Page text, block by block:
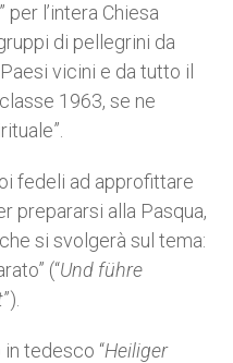
l’intera Chiesa
di pellegrini da
vicini e da tutto il
1963, se ne
fedeli ad approfittare
prepararsi alla Pasqua,
si svolgerà sul tema:
(“Und führe
”).
tedesco “Heiliger